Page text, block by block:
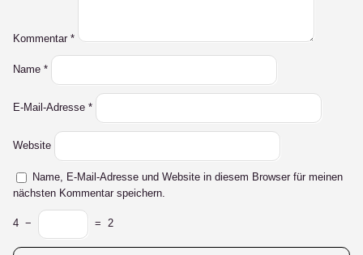
Kommentar *
Name *
E-Mail-Adresse *
Website
Name, E-Mail-Adresse und Website in diesem Browser für meinen
nächsten Kommentar speichern.
4 − = 2